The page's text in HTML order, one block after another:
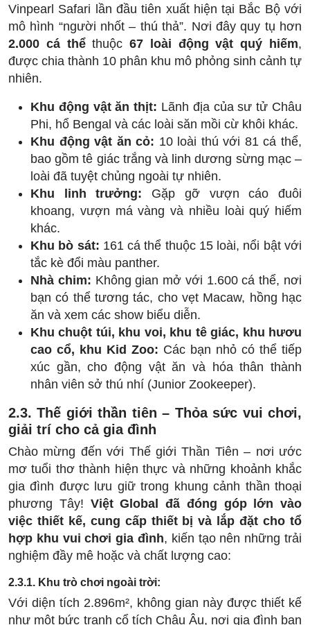
Vinpearl Safari lần đầu tiên xuất hiện tại Bắc Bộ với
mô hình “người nhốt – thú thả”. Nơi đây quy tụ hơn
2.000 cá thểthuộc67 loài động vật quý hiếm,
được chia thành 10 phân khu mô phỏng sinh cảnh tự
nhiên.
Khu động vật ăn thịt: Lãnh địa của sư tử Châu
Phi, hổ Bengal và các loài săn mồi cừ khôi khác.
Khu động vật ăn cỏ: 10 loài thú với 81 cá thể,
bao gồm tê giác trắng và linh dương sừng mạc –
loài đã tuyệt chủng ngoài tự nhiên.
Khu linh trưởng: Gặp gỡ vượn cáo đuôi
khoang, vượn má vàng và nhiều loài quý hiếm
khác.
Khu bò sát: 161 cá thể thuộc 15 loài, nổi bật với
tắc kè đổi màu panther.
Nhà chim: Không gian mở với 1.600 cá thể, nơi
bạn có thể tương tác, cho vẹt Macaw, hồng hạc
ăn và xem các show biểu diễn.
Khu chuột túi, khu voi, khu tê giác, khu hươu
cao cổ, khu Kid Zoo: Các bạn nhỏ có thể tiếp
xúc gần, cho động vật ăn và hóa thân thành
nhân viên sở thú nhí (Junior Zookeeper).
2.3. Thế giới thần tiên – Thỏa sức vui chơi,
giải trí cho cả gia đình
Chào mừng đến với Thế giới Thần Tiên – nơi ước
mơ tuổi thơ thành hiện thực và những khoảnh khắc
gia đình được lưu giữ trong khung cảnh thần thoại
phương Tây! Việt Global đã đóng góp lớn vào
việc thiết kế, cung cấp thiết bị và lắp đặt cho tổ
hợp khu vui chơi gia đình, kiến tạo nên những trải
nghiệm đầy mê hoặc và chất lượng cao:
2.3.1. Khu trò chơi ngoài trời:
Với diện tích 2.896m², không gian này được thiết kế
như một bức tranh cổ tích Châu Âu, nơi gia đình bạn